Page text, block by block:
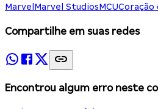
Marvel Marvel StudiosMCUCoração
Compartilhe em suas redes
Encontrou algum erro neste